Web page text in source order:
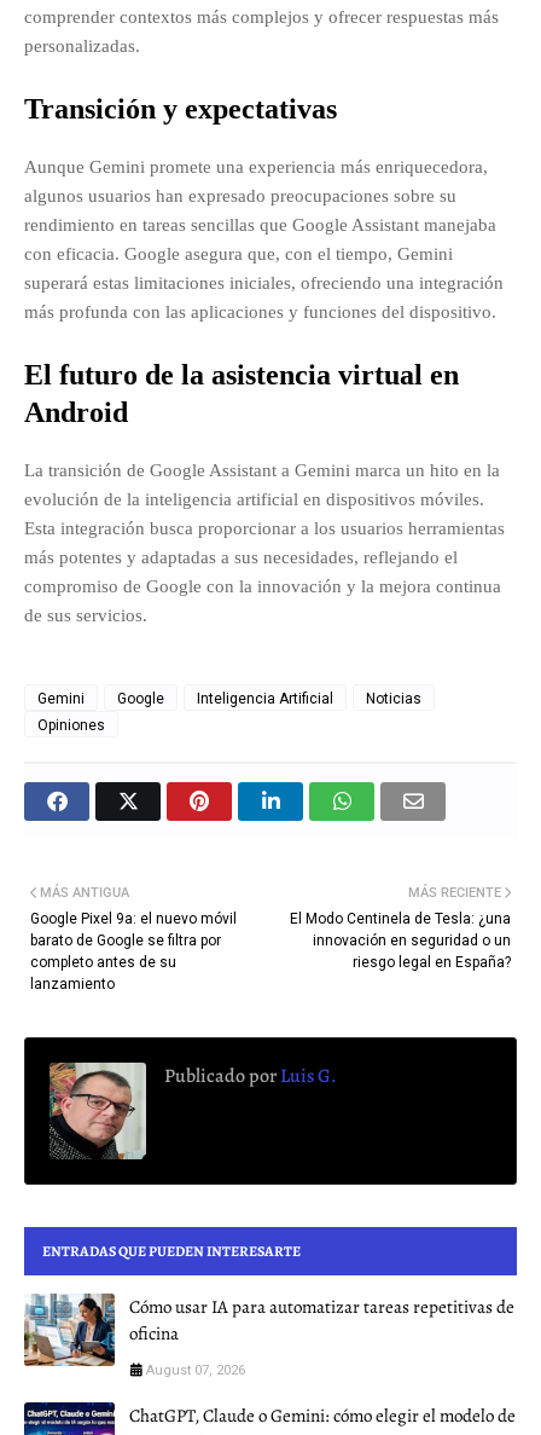
comprender contextos más complejos y ofrecer respuestas más
personalizadas.
Transición y expectativas
Aunque Gemini promete una experiencia más enriquecedora,
algunos usuarios han expresado preocupaciones sobre su
rendimiento en tareas sencillas que Google Assistant manejaba
con eficacia. Google asegura que, con el tiempo, Gemini
superará estas limitaciones iniciales, ofreciendo una integración
más profunda con las aplicaciones y funciones del dispositivo.
El futuro de la asistencia virtual en
Android
La transición de Google Assistant a Gemini marca un hito en la
evolución de la inteligencia artificial en dispositivos móviles.
Esta integración busca proporcionar a los usuarios herramientas
más potentes y adaptadas a sus necesidades, reflejando el
compromiso de Google con la innovación y la mejora continua
de sus servicios.
Gemini Google Inteligencia Artificial
Noticias
Opiniones
MÁS RECIENTE
El Modo Centinela de Tesla: ¿una
innovación en seguridad o un
riesgo legal en España?
MÁS ANTIGUA
Google Pixel 9a: el nuevo móvil
barato de Google se filtra por
completo antes de su
lanzamiento
Publicado porLuis G.
ENTRADAS QUE PUEDEN INTERESARTE
Cómo usar IA para automatizar tareas repetitivas de
oficina
August 07, 2026
ChatGPT, Claude o Gemini: cómo elegir el modelo de